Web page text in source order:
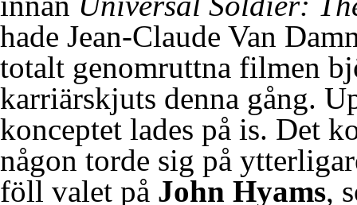
hade Jean-Claude Van
totalt genomruttna filmen
karriärskjuts denna gång.
konceptet lades på is. Det
någon torde sig på
föll valet på John Hyams,